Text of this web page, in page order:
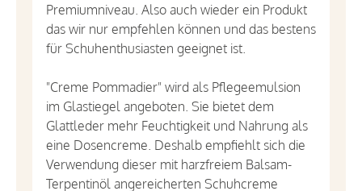
Premiumniveau. Also auch wieder ein Produkt
das wir nur empfehlen können und das bestens
für Schuhenthusiasten geeignet ist.
"Creme Pommadier" wird als Pflegeemulsion
im Glastiegel angeboten. Sie bietet dem
Glattleder mehr Feuchtigkeit und Nahrung als
eine Dosencreme. Deshalb empfiehlt sich die
Verwendung dieser mit harzfreiem Balsam-
Terpentinöl angereicherten Schuhcreme